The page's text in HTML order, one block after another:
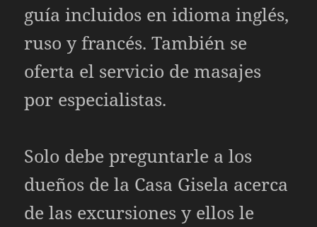
guía incluidos en idioma inglés,
ruso y francés. También se
oferta el servicio de masajes
por especialistas.
Solo debe preguntarle a los
dueños de la Casa Gisela acerca
de las excursiones y ellos le